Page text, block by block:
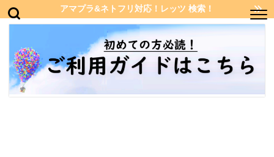
アマプラ&ネトフリ対応！レッツ 検索！